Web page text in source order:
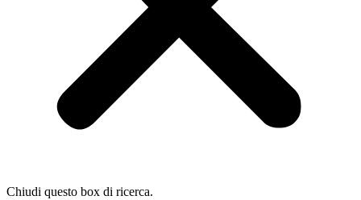
Chiudi questo box di ricerca.